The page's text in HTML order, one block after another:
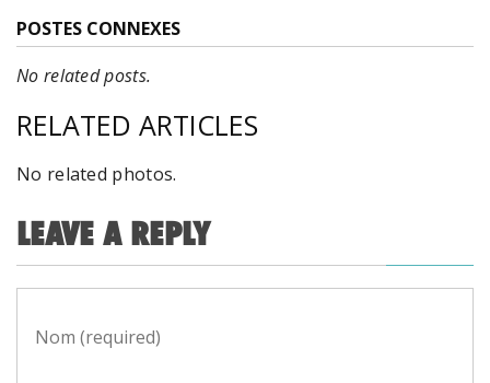
POSTES CONNEXES
No related posts.
RELATED ARTICLES
No related photos.
LEAVE A REPLY